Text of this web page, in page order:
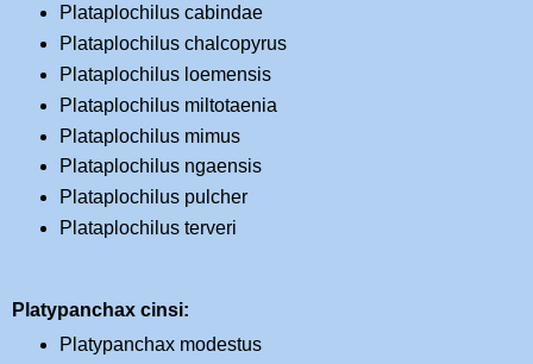
Plataplochilus cabindae
Plataplochilus chalcopyrus
Plataplochilus loemensis
Plataplochilus miltotaenia
Plataplochilus mimus
Plataplochilus ngaensis
Plataplochilus pulcher
Plataplochilus terveri
Platypanchax cinsi:
Platypanchax modestus